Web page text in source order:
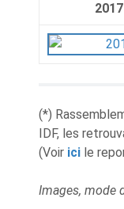
(*)
IDF, les
(Voir ici le
Images, mode